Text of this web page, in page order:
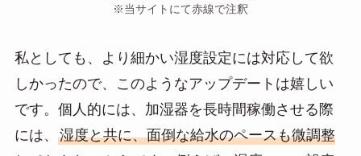
※当サイトにて赤線で注釈
私としても、より細かい湿度設定には対応して欲
しかったので、このようなアップデートは嬉しい
です。個人的には、加湿器を長時間稼働させる際
には、 湿度と共に、面倒な給水のペースも微調整